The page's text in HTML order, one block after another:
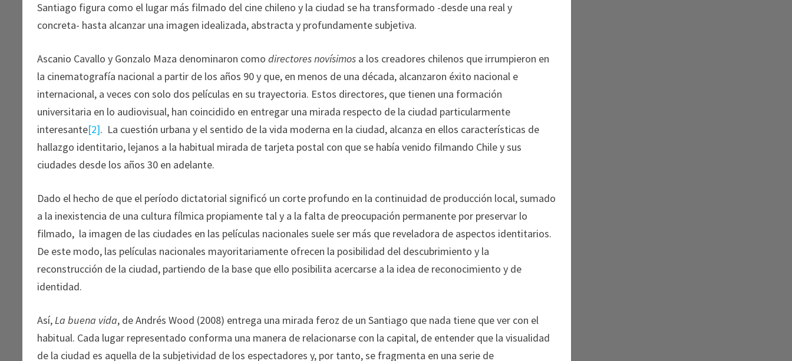
Santiago figura como el lugar más filmado del cine chileno y la ciudad se ha transformado -desde una real y
concreta- hasta alcanzar una imagen idealizada, abstracta y profundamente subjetiva.
Ascanio Cavallo y Gonzalo Maza denominaron comodirectores novísimos a los creadores chilenos que irrumpieron en
la cinematografía nacional a partir de los años 90 y que, en menos de una década, alcanzaron éxito nacional e
internacional, a veces con solo dos películas en su trayectoria. Estos directores, que tienen una formación
universitaria en lo audiovisual, han coincidido en entregar una mirada respecto de la ciudad particularmente
interesante[2]. La cuestión urbana y el sentido de la vida moderna en la ciudad, alcanza en ellos características de
hallazgo identitario, lejanos a la habitual mirada de tarjeta postal con que se había venido filmando Chile y sus
ciudades desde los años 30 en adelante.
Dado el hecho de que el período dictatorial significó un corte profundo en la continuidad de producción local, sumado
a la inexistencia de una cultura fílmica propiamente tal y a la falta de preocupación permanente por preservar lo
filmado, la imagen de las ciudades en las películas nacionales suele ser más que reveladora de aspectos identitarios.
De este modo, las películas nacionales mayoritariamente ofrecen la posibilidad del descubrimiento y la
reconstrucción de la ciudad, partiendo de la base que ello posibilita acercarse a la idea de reconocimiento y de
identidad.
Así,La buena vida, de Andrés Wood (2008) entrega una mirada feroz de un Santiago que nada tiene que ver con el
habitual. Cada lugar representado conforma una manera de relacionarse con la capital, de entender que la visualidad
de la ciudad es aquella de la subjetividad de los espectadores y, por tanto, se fragmenta en una serie de